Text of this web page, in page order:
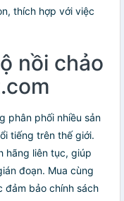
thích hợp với việc
nồi chảo
phân phối nhiều sản
tiếng trên thế giới.
hãng liên tục, giúp
đoạn. Mua cùng
đảm bảo chính sách